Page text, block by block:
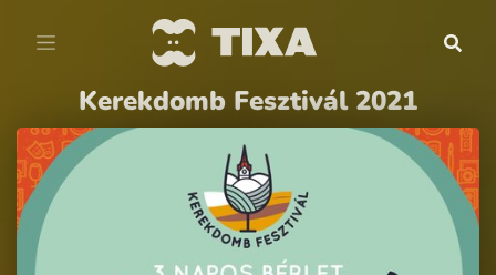
Kerekdomb Fesztivál 2021